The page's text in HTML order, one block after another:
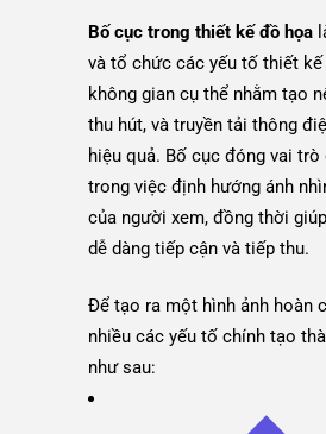
Bố cục trong thiết kế đồ họa
và tổ chức các yếu tố thiết
không gian cụ thể nhằm tạo
thu hút, và truyền tải thông
hiệu quả. Bố cục đóng vai trò
trong việc định hướng ánh
của người xem, đồng thời
dễ dàng tiếp cận và tiếp thu.
Để tạo ra một hình ảnh hoàn
nhiều các yếu tố chính tạo
như sau: